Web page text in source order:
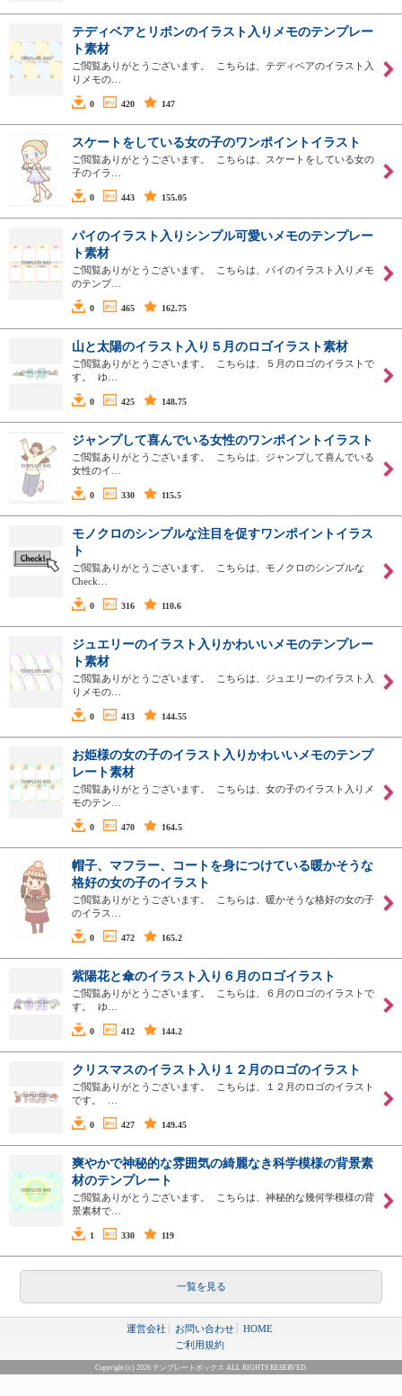
テディベアとリボンのイラスト入りメモのテンプレー
ト素材
ご閲覧ありがとうございます。 こちらは、テディベアのイラスト入
りメモの…
0 420 147
スケートをしている女の子のワンポイントイラスト
ご閲覧ありがとうございます。 こちらは、スケートをしている女の
子のイラ…
0 443 155.05
パイのイラスト入りシンプル可愛いメモのテンプレー
ト素材
ご閲覧ありがとうございます。 こちらは、パイのイラスト入りメモ
のテンプ…
0 465 162.75
山と太陽のイラスト入り５月のロゴイラスト素材
ご閲覧ありがとうございます。 こちらは、５月のロゴのイラストで
す。 ゆ…
0 425 148.75
ジャンプして喜んでいる女性のワンポイントイラスト
ご閲覧ありがとうございます。 こちらは、ジャンプして喜んでいる
女性のイ…
0 330 115.5
モノクロのシンプルな注目を促すワンポイントイラス
ト
ご閲覧ありがとうございます。 こちらは、モノクロのシンプルな
Check…
0 316 110.6
ジュエリーのイラスト入りかわいいメモのテンプレー
ト素材
ご閲覧ありがとうございます。 こちらは、ジュエリーのイラスト入
りメモの…
0 413 144.55
お姫様の女の子のイラスト入りかわいいメモのテンプ
レート素材
ご閲覧ありがとうございます。 こちらは、女の子のイラスト入りメ
モのテン…
0 470 164.5
帽子、マフラー、コートを身につけている暖かそうな
格好の女の子のイラスト
ご閲覧ありがとうございます。 こちらは、暖かそうな格好の女の子
のイラス…
0 472 165.2
紫陽花と傘のイラスト入り６月のロゴイラスト
ご閲覧ありがとうございます。 こちらは、６月のロゴのイラストで
す。 ゆ…
0 412 144.2
クリスマスのイラスト入り１２月のロゴのイラスト
ご閲覧ありがとうございます。 こちらは、１２月のロゴのイラスト
です。 …
0 427 149.45
爽やかで神秘的な雰囲気の綺麗なき科学模様の背景素
材のテンプレート
ご閲覧ありがとうございます。 こちらは、神秘的な幾何学模様の背
景素材で…
1 330 119
一覧を見る
運営会社 お問い合わせ
HOME
ご利用規約
Copyright (c) 2026 テンプレートボックス ALL RIGHTS RESERVED.